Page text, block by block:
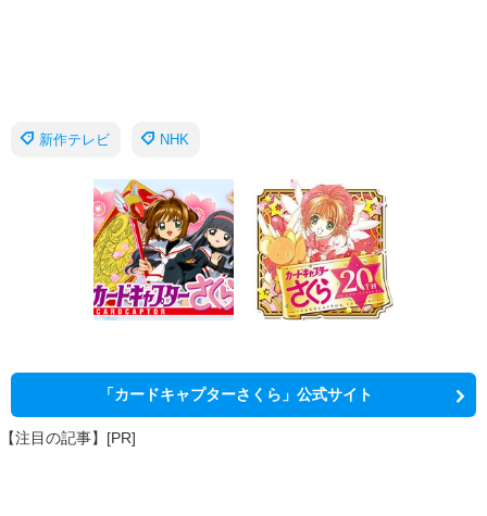
新作テレビ NHK
「カードキャプターさくら」公式サイト
【注目の記事】[PR]